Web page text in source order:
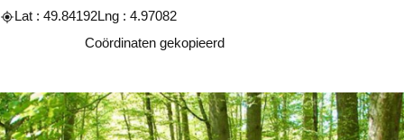
Lat : 49.84192Lng : 4.97082
Coördinaten gekopieerd